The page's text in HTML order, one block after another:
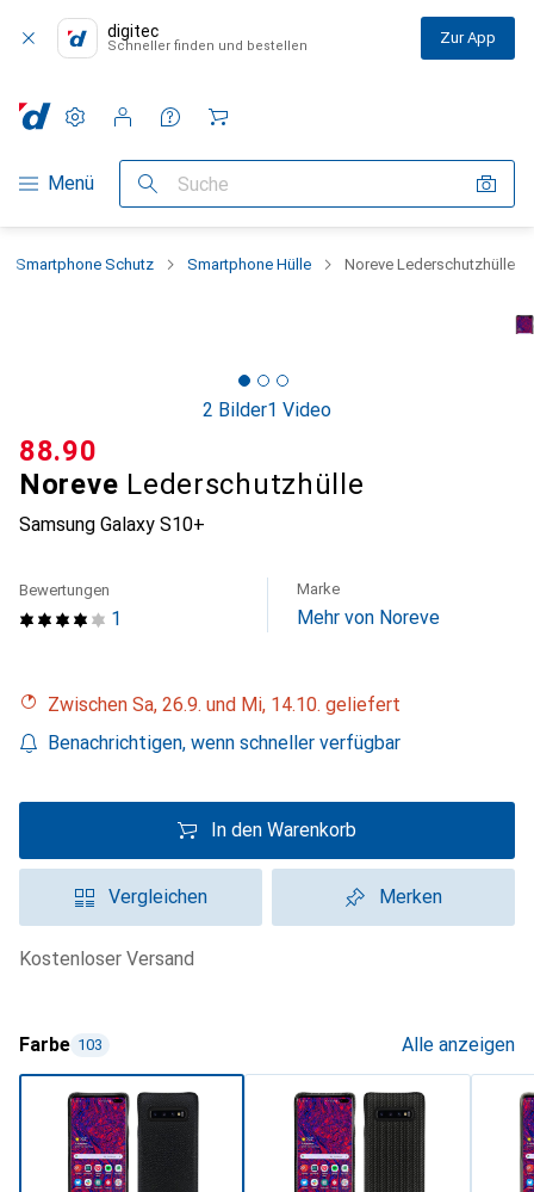
digitec
Schneller finden und bestellen Zur App
Navigation nach Kategorien
Menü Suche
Einstellungen
Kundenkonto
Vergleichslisten
Merklisten
Warenkorb
Smartphone Schutz Smartphone Hülle Noreve Lederschutzhülle
2 Bilder1 Video
Noreve Lederschutzhülle
Samsung Galaxy S10+
CHF
88.90
1
Bewertungen Marke
Mehr von Noreve
Zwischen Sa, 26.9. und Mi, 14.10. geliefert
Benachrichtigen, wenn schneller verfügbar
In den Warenkorb
Vergleichen Merken
kostenloser Versand
Farbe 103 Alle anzeigen